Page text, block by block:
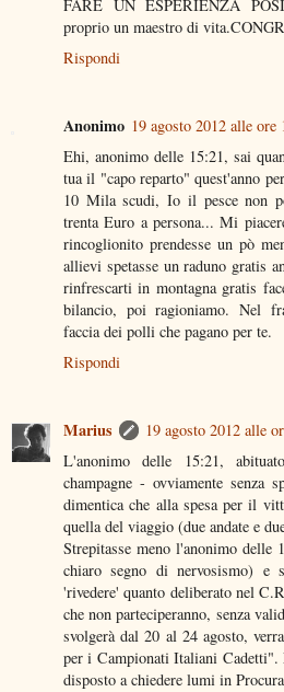
FARE UN ESPERIENZA
proprio un maestro di
Rispondi
Anonimo 19 agosto 2012 alle ore
Ehi, anonimo delle 15:21, sai
tua il "capo reparto" quest'anno
10 Mila scudi, Io il pesce non
trenta Euro a persona... Mi
rincoglionito prendesse un pò
allievi spetasse un raduno gratis
rinfrescarti in montagna gratis
bilancio, poi ragioniamo. Nel
faccia dei polli che pagano per te.
Rispondi
Marius
19 agosto 2012 alle
L'anonimo delle 15:21,
champagne - ovviamente senza
dimentica che alla spesa per il
quella del viaggio (due andate e
Strepitasse meno l'anonimo delle
chiaro segno di nervosismo) e
'rivedere' quanto deliberato nel
che non parteciperanno, senza
svolgerà dal 20 al 24 agosto,
per i Campionati Italiani Cadetti".
disposto a chiedere lumi in